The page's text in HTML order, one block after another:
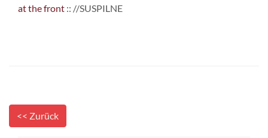
at the front :: //SUSPILNE
<< Zurück